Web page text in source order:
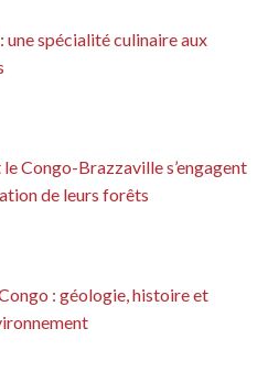
spécialité culinaire aux
Congo-Brazzaville s’engagent
de leurs forêts
: géologie, histoire et